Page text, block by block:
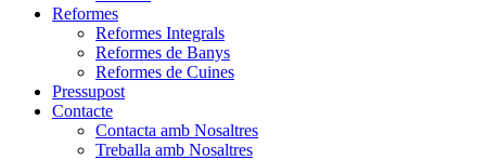
Reformes
Reformes Integrals
Reformes de Banys
Reformes de Cuines
Pressupost
Contacte
Contacta amb Nosaltres
Treballa amb Nosaltres